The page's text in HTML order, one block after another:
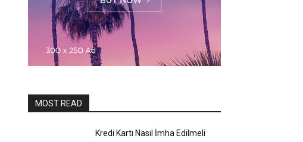
MOST READ
Kredi Kartı Nasıl İmha Edilmeli